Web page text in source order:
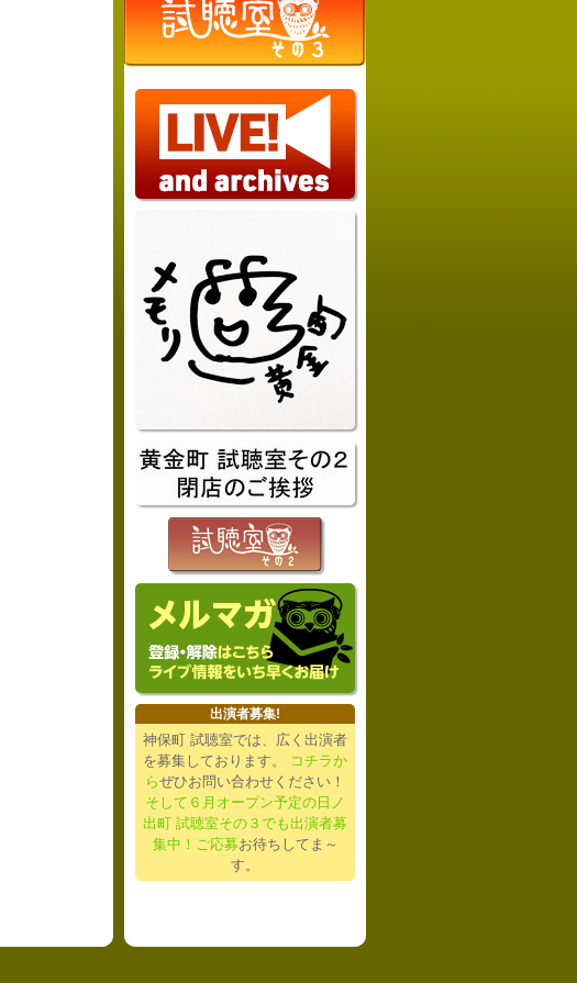
出演者募集!
神保町 試聴室では、広く出演者
を募集しております。
コチラか
らぜひお問い合わせください！
そして６月オープン予定の日ノ
出町 試聴室その３でも出演者募
集中！ご応募お待ちしてま～
す。